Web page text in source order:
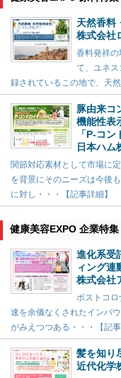
天然香料
株式会社
香料発祥の
て、ユネ
録されているこの地で、天
豚由来コ
機能性表
「P-コン
日本ハム
関節対応素材として市場に
を背景にそのニーズは今後
に対し・・・【記事詳細】
健康美容EXPO 企業特集
進化系受
ィング連
株式会社
ポストコ
速を余儀なくされたインバ
がみえつつある・・・【記事
髪を知り
近代化学